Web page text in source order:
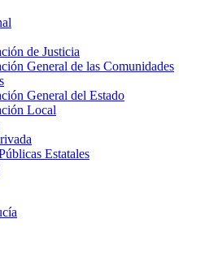
de Justicia
General de las Comunidades
General del Estado
Local
Estatales